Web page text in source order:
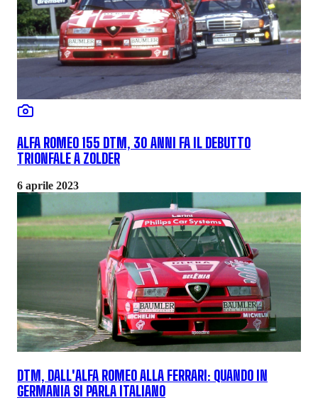
ALFA ROMEO 155 DTM, 30 ANNI FA IL DEBUTTO
TRIONFALE A ZOLDER
6 aprile 2023
DTM, DALL'ALFA ROMEO ALLA FERRARI: QUANDO IN
GERMANIA SI PARLA ITALIANO